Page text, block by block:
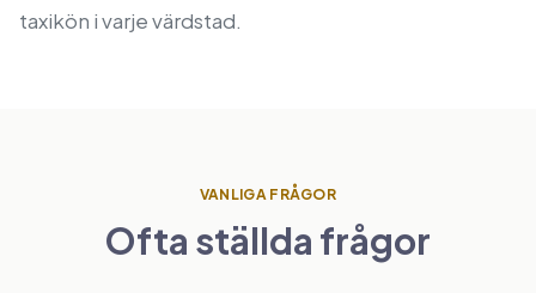
taxikön i varje värdstad.
VANLIGA FRÅGOR
Ofta ställda frågor